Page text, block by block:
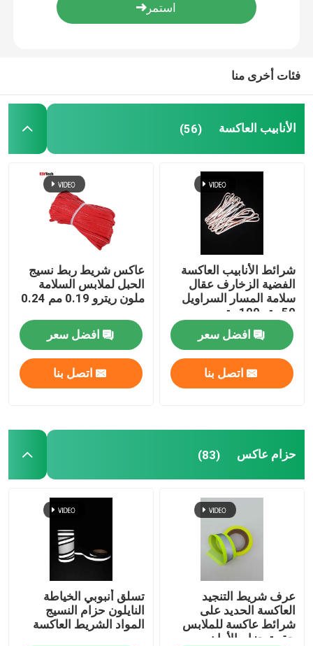
حزام عاكس
غزل خيط عاكس
فيلم نقل الحرارة
ملصق الملابس
إكسسوارات ملابس العمل
نسيج قوس قزح عاكس
اكسسوارات عاكسة
شريط ختم التماس
فئات أخرى منا
الأنابيب العاكسة (56)
شرائط الأنابيب العاكسة
الفضية الزخارف عقال
سلامة المسار السراويل
50 متر 100 متر
افضل سعر
اتصل بنا
عاكس شريط ربط نسيج
الحبل لملابس السلامة
ملون ريترو 0.19 مم 0.24
افضل سعر
اتصل بنا
حزام عاكس (83)
عرف شريط التنجيد
العاكسة الحديد على
شرائط عاكسة للملابس
حقيبة حزام الأمان
تسلق أنبوبي الخياطة
النايلون حزام النسيج
المواد الشريط العاكسة